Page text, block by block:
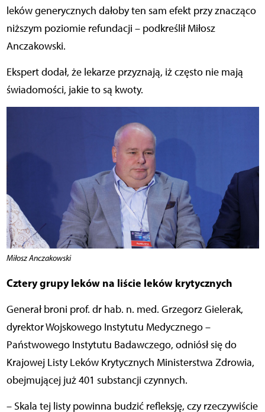
leków generycznych dałoby ten sam efekt przy znacząco
niższym poziomie refundacji – podkreślił Miłosz
Anczakowski.
Ekspert dodał, że lekarze przyznają, iż często nie mają
świadomości, jakie to są kwoty.
Miłosz Anczakowski
Cztery grupy leków na liście leków krytycznych
Generał broni prof. dr hab. n. med. Grzegorz Gielerak,
dyrektor Wojskowego Instytutu Medycznego –
Państwowego Instytutu Badawczego, odniósł się do
Krajowej Listy Leków Krytycznych Ministerstwa Zdrowia,
obejmującej już 401 substancji czynnych.
– Skala tej listy powinna budzić refleksję, czy rzeczywiście